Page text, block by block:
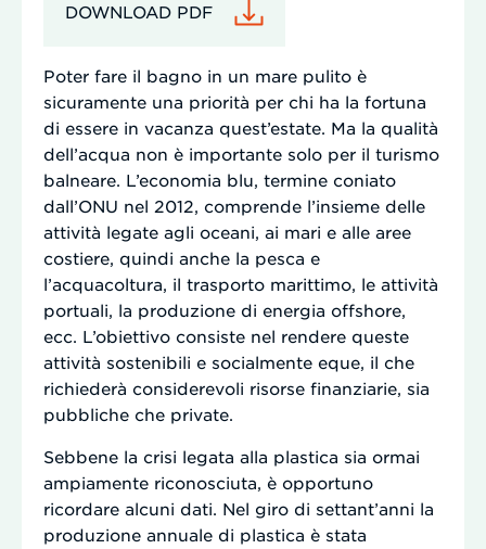
DOWNLOAD PDF
Poter fare il bagno in un mare pulito è
sicuramente una priorità per chi ha la fortuna
di essere in vacanza quest’estate. Ma la qualità
dell’acqua non è importante solo per il turismo
balneare. L’economia blu, termine coniato
dall’ONU nel 2012, comprende l’insieme delle
attività legate agli oceani, ai mari e alle aree
costiere, quindi anche la pesca e
l’acquacoltura, il trasporto marittimo, le attività
portuali, la produzione di energia offshore,
ecc. L’obiettivo consiste nel rendere queste
attività sostenibili e socialmente eque, il che
richiederà considerevoli risorse finanziarie, sia
pubbliche che private.
Sebbene la crisi legata alla plastica sia ormai
ampiamente riconosciuta, è opportuno
ricordare alcuni dati. Nel giro di settant’anni la
produzione annuale di plastica è stata